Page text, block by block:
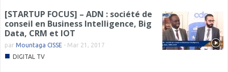
[STARTUP FOCUS] – ADN : société de
conseil en Business Intelligence, Big
Data, CRM et IOT
par Mountaga CISSE - Mar 21, 2017
■ DIGITAL TV